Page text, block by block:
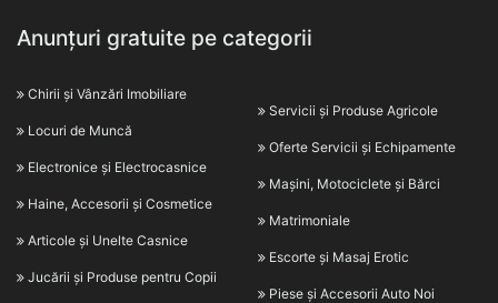
Anunțuri gratuite pe categorii
Chirii și Vânzări Imobiliare
Locuri de Muncă
Electronice și Electrocasnice
Haine, Accesorii și Cosmetice
Articole și Unelte Casnice
Jucării și Produse pentru Copii
Servicii și Produse Agricole
Oferte Servicii și Echipamente
Mașini, Motociclete și Bărci
Matrimoniale
Escorte și Masaj Erotic
Piese și Accesorii Auto Noi